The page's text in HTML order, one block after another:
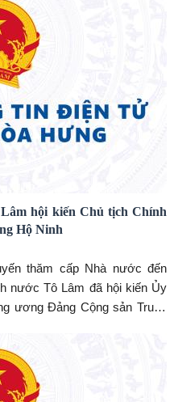
hội kiến Chủ tịch Chính
Hộ Ninh
thăm cấp Nhà nước đến
nước Tô Lâm đã hội kiến Ủy
ương Đảng Cộng sản Trung
Kinh.